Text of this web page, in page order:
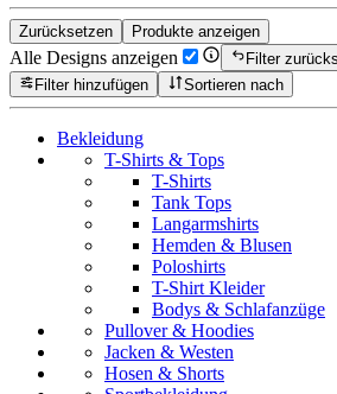
Zurücksetzen Produkte anzeigen
Alle Designs anzeigen
Filter
Filter hinzufügen
Sortieren nach
Bekleidung
T-Shirts & Tops
T-Shirts
Tank Tops
Langarmshirts
Hemden & Blusen
Poloshirts
T-Shirt Kleider
Bodys & Schlafanzüge
Pullover & Hoodies
Jacken & Westen
Hosen & Shorts